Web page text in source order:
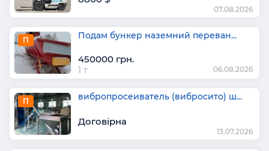
07.08.2026
П Подам бункер наземний переван...
450000 грн.
1 т 06.08.2026
П вибропросеиватель (вибросито) ш...
Договірна
13.07.2026